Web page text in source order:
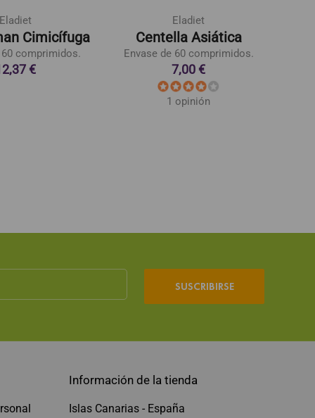
Eladiet
Cimicífuga
comprimidos.
€
Eladiet
Centella Asiática
Envase de 60 comprimidos.
7,00 €
1 opinión
SUSCRIBIRSE
Información de la tienda
Islas Canarias - España